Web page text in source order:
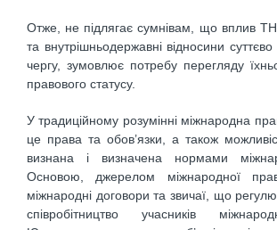
Отже, не підлягає сумнівам, що вплив
та внутрішньодержавні відносини
чергу, зумовлює потребу перегляду
правового статусу.
У традиційному розумінні міжнародна
це права та обов’язки, а також
визнана і визначена нормами
Основою, джерелом міжнародної
міжнародні договори та звичаї, що
співробітництво учасників